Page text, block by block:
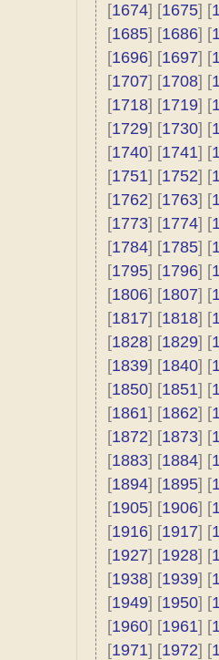
[1674] [1675] [
[1685] [1686] [
[1696] [1697] [
[1707] [1708] [
[1718] [1719] [
[1729] [1730] [
[1740] [1741] [
[1751] [1752] [
[1762] [1763] [
[1773] [1774] [
[1784] [1785] [
[1795] [1796] [
[1806] [1807] [
[1817] [1818] [
[1828] [1829] [
[1839] [1840] [
[1850] [1851] [
[1861] [1862] [
[1872] [1873] [
[1883] [1884] [
[1894] [1895] [
[1905] [1906] [
[1916] [1917] [
[1927] [1928] [
[1938] [1939] [
[1949] [1950] [
[1960] [1961] [
[1971] [1972] [